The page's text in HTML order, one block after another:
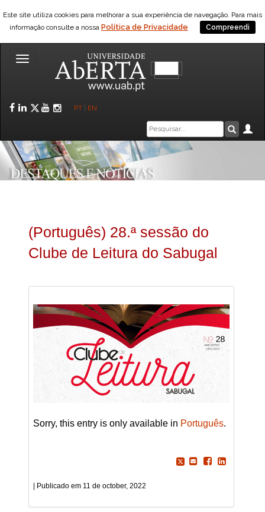
Este site utiliza cookies para melhorar a sua experiência de navegação. Para mais
informação consulte a nossa Política de Privacidade Compreendi
Toggle
Facebook
LinkedIn
Twitter
YouTube
Instagram
PT EN
Caixa
de
pesquisa
(Português) 28.ª sessão do
Clube de Leitura do Sabugal
Sorry, this entry is only available in Português.
11 de october, 2022